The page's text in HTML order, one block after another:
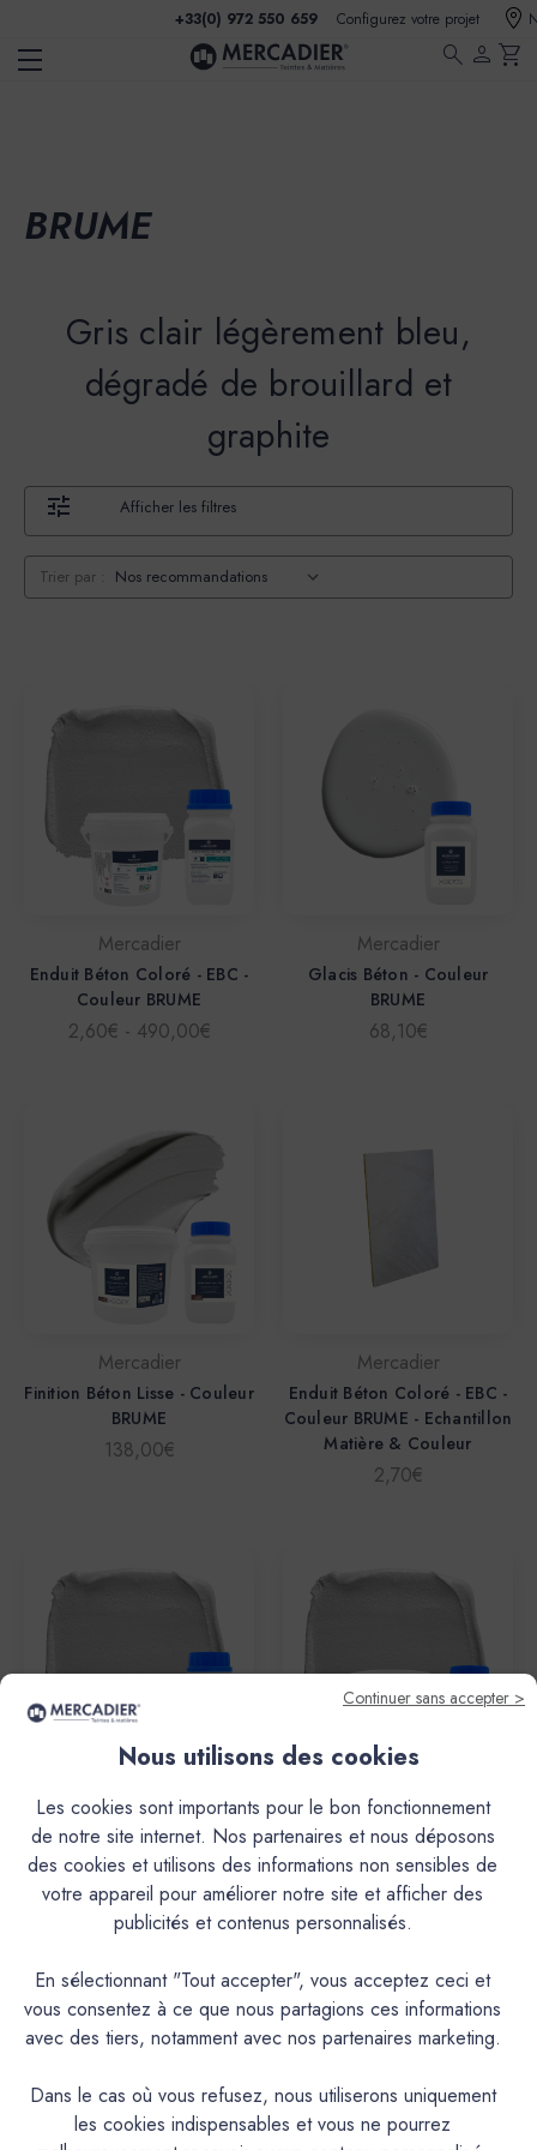
+33(0) 972 550 659 Configurez votre projet
search person shopping_cart
BRUME
Gris clair légèrement bleu,
dégradé de brouillard et
graphite
Afficher les filtres
Trier par :
Mercadier
Enduit Béton Coloré - EBC -
Couleur BRUME
2,60€ - 490,00€
Mercadier
Glacis Béton - Couleur
BRUME
68,10€
Mercadier
Finition Béton Lisse - Couleur
BRUME
138,00€
Mercadier
Enduit Béton Coloré - EBC -
Couleur BRUME - Echantillon
Matière & Couleur
2,70€
Mercadier
Enduit Béton Coloré - EBC -
Couleur BRUME - Dose Essai
34,60€
Mercadier
Enduit Béton Coloré - EBC -
Couleur BRUME - 5,3kg Le
shoT (Poudre + Liant)
142,20€
Continuer sans accepter >
Nous utilisons des cookies
Les cookies sont importants pour le bon fonctionnement
de notre site internet. Nos partenaires et nous déposons
des cookies et utilisons des informations non sensibles de
votre appareil pour améliorer notre site et afficher des
publicités et contenus personnalisés.
En sélectionnant "Tout accepter", vous acceptez ceci et
vous consentez à ce que nous partagions ces informations
avec des tiers, notamment avec nos partenaires marketing.
Dans le cas où vous refusez, nous utiliserons uniquement
les cookies indispensables et vous ne pourrez